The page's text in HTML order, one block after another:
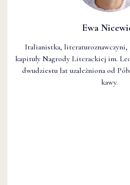
Ewa
Italianistka, literaturoznawczyni,
kapituły Nagrody Literackiej im.
dwudziestu lat uzależniona od
kawy.